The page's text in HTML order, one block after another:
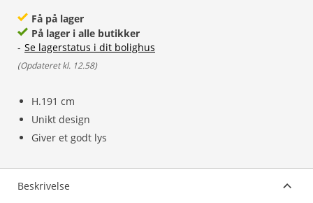
H.191 cm
Unikt design
Giver et godt lys
Få på lager
På lager i alle butikker
- Se lagerstatus i dit bolighus
(Opdateret kl. 12.58)
Beskrivelse